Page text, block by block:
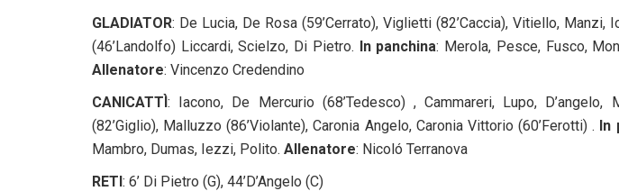
GLADIATOR: De Lucia, De Rosa (59’Cerrato), Viglietti (82’Caccia), Vitiello, Manzi,
(46’Landolfo) Liccardi, Scielzo, Di Pietro. In panchina: Merola, Pesce, Fusco,
Allenatore: Vincenzo Credendino
CANICATTÌ: Iacono, De Mercurio (68’Tedesco) , Cammareri, Lupo, D’angelo,
(82’Giglio), Malluzzo (86’Violante), Caronia Angelo, Caronia Vittorio (60’Ferotti) . In
Mambro, Dumas, Iezzi, Polito. Allenatore: Nicoló Terranova
RETI: 6’ Di Pietro (G), 44’D’Angelo (C)